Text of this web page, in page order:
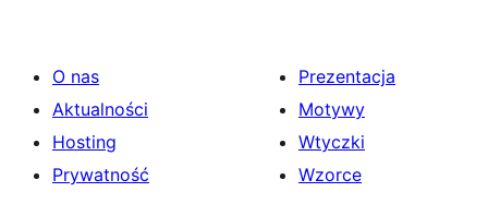
O nas
Aktualności
Hosting
Prywatność
Prezentacja
Motywy
Wtyczki
Wzorce